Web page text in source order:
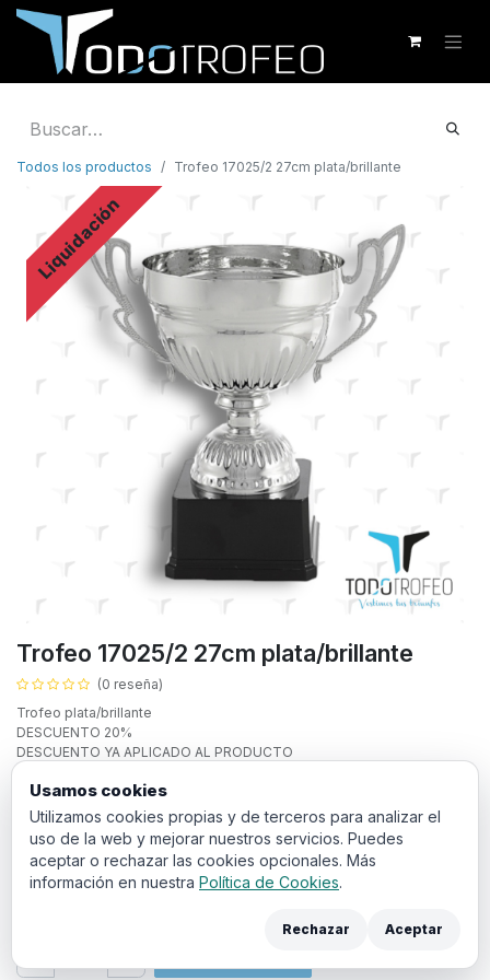
Todos los productos Trofeo 17025/2 27cm plata/brillante
Liquidación
Trofeo 17025/2 27cm plata/brillante
(0 reseña)
Trofeo plata/brillante
DESCUENTO 20%
DESCUENTO YA APLICADO AL PRODUCTO
Texto personalizado:
Usamos cookies
Utilizamos cookies propias y de terceros para analizar el
uso de la web y mejorar nuestros servicios. Puedes
aceptar o rechazar las cookies opcionales. Más
información en nuestra Política de Cookies.
Rechazar Aceptar